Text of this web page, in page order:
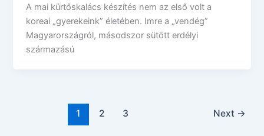
A mai kürtőskalács készítés nem az első volt a
koreai „gyerekeink” életében. Imre a „vendég”
Magyarországról, másodszor sütött erdélyi
származású
1 2 3 Next →